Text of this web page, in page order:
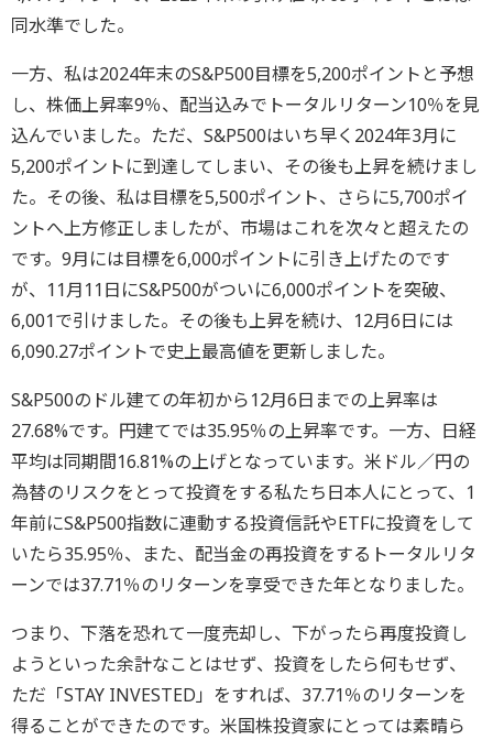
同水準でした。
一方、私は2024年末のS&P500目標を5,200ポイントと予想
し、株価上昇率9％、配当込みでトータルリターン10％を見
込んでいました。ただ、S&P500はいち早く2024年3月に
5,200ポイントに到達してしまい、その後も上昇を続けまし
た。その後、私は目標を5,500ポイント、さらに5,700ポイ
ントへ上方修正しましたが、市場はこれを次々と超えたの
です。9月には目標を6,000ポイントに引き上げたのです
が、11月11日にS&P500がついに6,000ポイントを突破、
6,001で引けました。その後も上昇を続け、12月6日には
6,090.27ポイントで史上最高値を更新しました。
S&P500のドル建ての年初から12月6日までの上昇率は
27.68%です。円建てでは35.95％の上昇率です。一方、日経
平均は同期間16.81%の上げとなっています。米ドル／円の
為替のリスクをとって投資をする私たち日本人にとって、1
年前にS&P500指数に連動する投資信託やETFに投資をして
いたら35.95％、また、配当金の再投資をするトータルリタ
ーンでは37.71％のリターンを享受できた年となりました。
つまり、下落を恐れて一度売却し、下がったら再度投資し
ようといった余計なことはせず、投資をしたら何もせず、
ただ「STAY INVESTED」をすれば、37.71％のリターンを
得ることができたのです。米国株投資家にとっては素晴ら